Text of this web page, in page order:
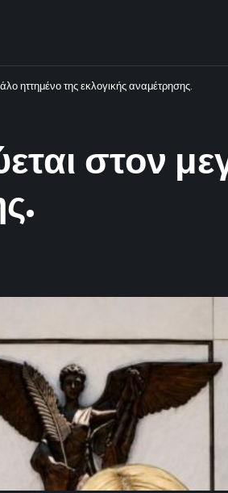
ηττημένο της εκλογικής αναμέτρησης.
στον